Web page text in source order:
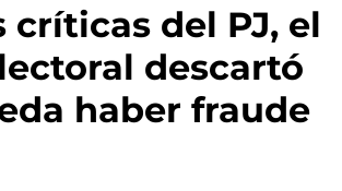
críticas del PJ, el
descartó
haber fraude